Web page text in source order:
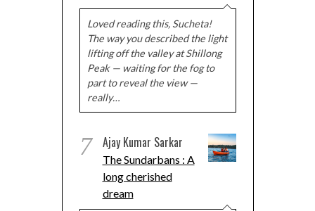
Loved reading this, Sucheta!
The way you described the light
lifting off the valley at Shillong
Peak — waiting for the fog to
part to reveal the view —
really…
7 Ajay Kumar Sarkar
The Sundarbans : A
long cherished
dream